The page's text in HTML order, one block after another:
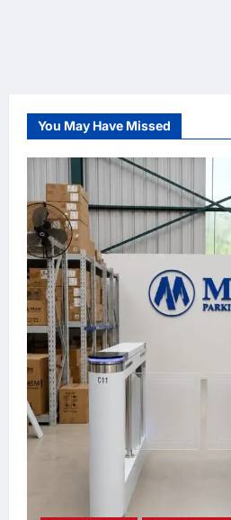
You May Have Missed